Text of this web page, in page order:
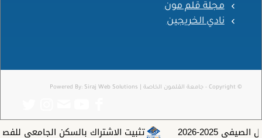
مجلة قلم مون
نادي الخريجين
© Copyright - جامعة القلمون الخاصة | Powered By: Siraj Web Solutions
2026 تثبيت الاشتراك بالسكن الجامعي للفصل الأول 2026-